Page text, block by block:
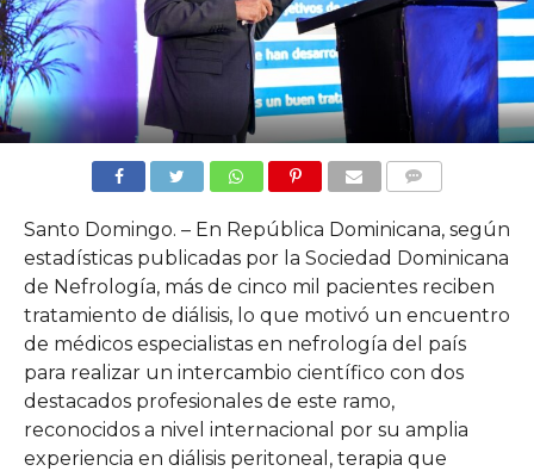
Santo Domingo. – En República Dominicana, según
estadísticas publicadas por la Sociedad Dominicana
de Nefrología, más de cinco mil pacientes reciben
tratamiento de diálisis, lo que motivó un encuentro
de médicos especialistas en nefrología del país
para realizar un intercambio científico con dos
destacados profesionales de este ramo,
reconocidos a nivel internacional por su amplia
experiencia en diálisis peritoneal, terapia que